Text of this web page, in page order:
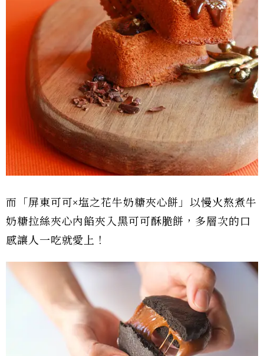
而「屏東可可×塩之花牛奶糖夾心餅」以慢火熬煮牛
奶糖拉絲夾心內餡夾入黑可可酥脆餅，多層次的口
感讓人一吃就愛上！